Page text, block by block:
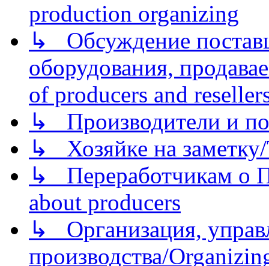
production organizing
↳ Обсуждение
оборудования,
of producers and
↳ Производители и
↳ Хозяйке на
↳ Переработчикам о
about producers
↳ Организация,
производства/